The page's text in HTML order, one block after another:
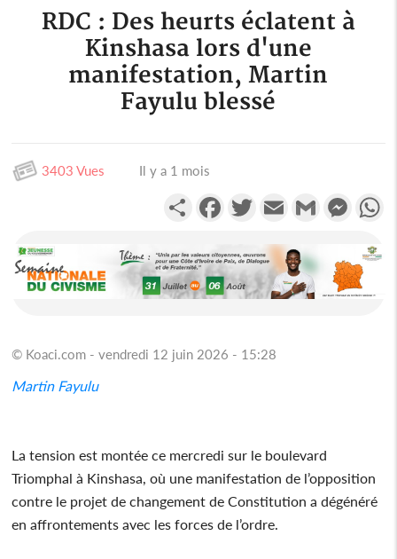
RDC : Des heurts éclatent à
Kinshasa lors d'une
manifestation, Martin
Fayulu blessé
3403 Vues Il y a 1 mois
PartagerFacebookTwitterEmail Gmail
© Koaci.com - vendredi 12 juin 2026 - 15:28
Martin Fayulu
La tension est montée ce mercredi sur le boulevard
Triomphal à Kinshasa, où une manifestation de l’opposition
contre le projet de changement de Constitution a dégénéré
en affrontements avec les forces de l’ordre.